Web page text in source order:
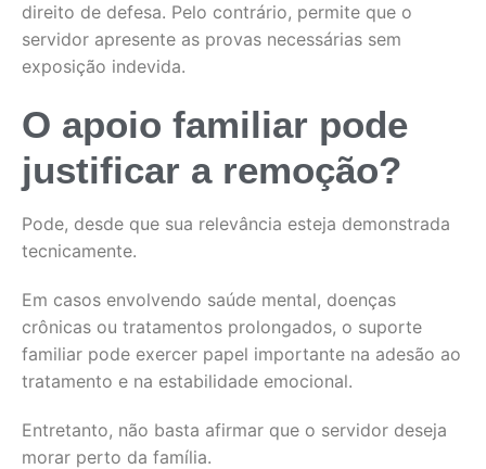
direito de defesa. Pelo contrário, permite que o
servidor apresente as provas necessárias sem
exposição indevida.
O apoio familiar pode
justificar a remoção?
Pode, desde que sua relevância esteja demonstrada
tecnicamente.
Em casos envolvendo saúde mental, doenças
crônicas ou tratamentos prolongados, o suporte
familiar pode exercer papel importante na adesão ao
tratamento e na estabilidade emocional.
Entretanto, não basta afirmar que o servidor deseja
morar perto da família.